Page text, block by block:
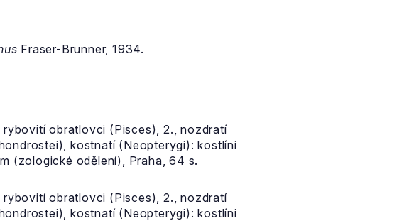
Fraser-Brunner, 1934.
obratlovci (Pisces), 2., nozdratí
kostnatí (Neopterygi): kostlíni
(zologické odělení), Praha, 64 s.
obratlovci (Pisces), 2., nozdratí
kostnatí (Neopterygi): kostlíni